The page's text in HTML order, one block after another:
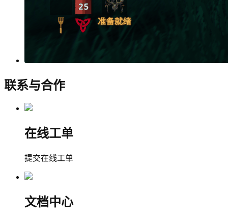
联系与合作
在线工单
提交在线工单
文档中心